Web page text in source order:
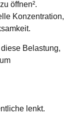
öffnen².
Konzentration,
Belastung,
lenkt.